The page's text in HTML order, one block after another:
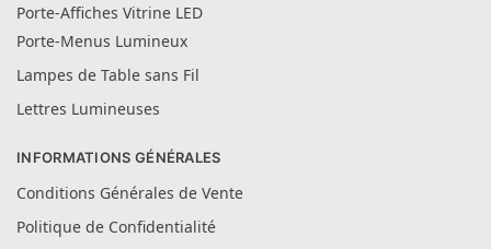
Porte-Affiches Vitrine LED
Porte-Menus Lumineux
Lampes de Table sans Fil
Lettres Lumineuses
INFORMATIONS GÉNÉRALES
Conditions Générales de Vente
Politique de Confidentialité